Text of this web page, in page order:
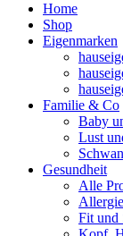
Home
Shop
Eigenmarken
Familie & Co
Baby
Lust
Gesundheit
Alle
Allergie
Fit und